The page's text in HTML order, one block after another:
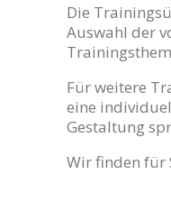
Die
Auswahl der
Für weitere
eine
Gestaltung
Wir finden für